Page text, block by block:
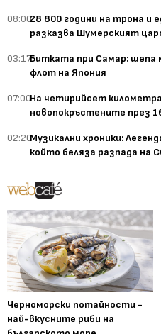
08:0028 800 години на трона и
разказва Шумерският
03:17Битката при Самар: шепа
флот на Япония
07:00На четирийсет
новопокръстените през
02:20Музикални хроники:
който беляза разпада на
Черноморски потайности -
най-вкусните риби на